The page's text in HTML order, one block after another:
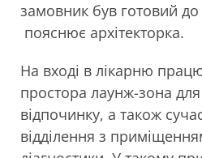
замовник був готовий до
пояснює архітекторка.
На вході в лікарню
простора лаунж-зона
відпочинку, а також
відділення з